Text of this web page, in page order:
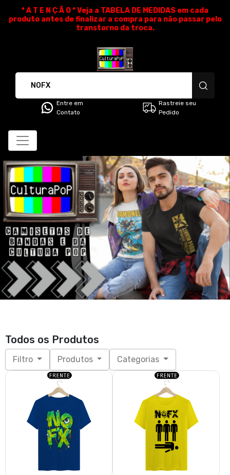
* A T E N Ç Ã O * Veja a TABELA DE MEDIDAS em cada
produto antes de finalizar a compra para não passar pelo
transtorno da troca.
Entre em
Contato
Rastreie seu
Pedido
Todos os Produtos
Filtro Produtos Categorias